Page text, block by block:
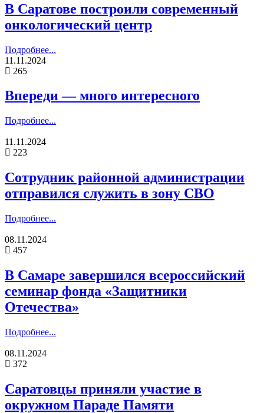
В Саратове построили современный
онкологический центр
Подробнее...
11.11.2024
265
Впереди — много интересного
Подробнее...
11.11.2024
223
Сотрудник районной администрации
отправился служить в зону СВО
Подробнее...
08.11.2024
457
В Самаре завершился всероссийский
семинар фонда «Защитники
Отечества»
Подробнее...
08.11.2024
372
Саратовцы приняли участие в
окружном Параде Памяти